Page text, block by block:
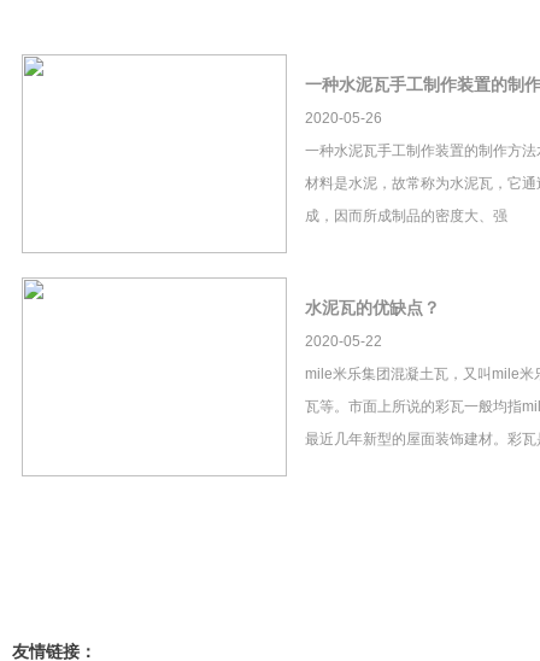
一种水泥瓦手工制作装置的制
2020-05-26
一种水泥瓦手工制作装置的制作方
材料是水泥，故常称为水泥瓦，它
成，因而所成制品的密度大、强
水泥瓦的优缺点？
2020-05-22
mile米乐集团混凝土瓦，又叫mile米
瓦等。市面上所说的彩瓦一般均指
最近几年新型的屋面装饰建材。彩
友情链接：